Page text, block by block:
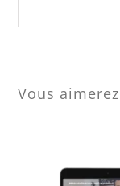
Vous